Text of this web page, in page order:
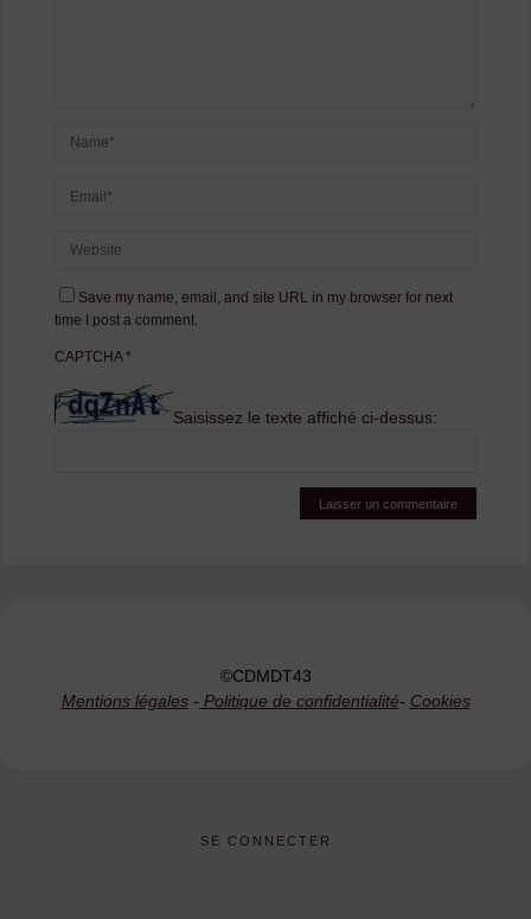
Save my name, email, and site URL in my browser for next
time I post a comment.
CAPTCHA*
Saisissez le texte affiché ci-dessus:
©CDMDT43
Mentions légales- Politique de confidentialité- Cookies
SE CONNECTER